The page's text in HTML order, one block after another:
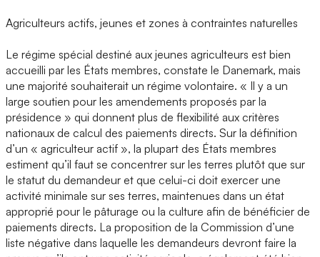
Agriculteurs actifs, jeunes et zones à contraintes naturelles
Le régime spécial destiné aux jeunes agriculteurs est bien
accueilli par les États membres, constate le Danemark, mais
une majorité souhaiterait un régime volontaire. « Il y a un
large soutien pour les amendements proposés par la
présidence » qui donnent plus de flexibilité aux critères
nationaux de calcul des paiements directs. Sur la définition
d’un « agriculteur actif », la plupart des États membres
estiment qu’il faut se concentrer sur les terres plutôt que sur
le statut du demandeur et que celui-ci doit exercer une
activité minimale sur ses terres, maintenues dans un état
approprié pour le pâturage ou la culture afin de bénéficier de
paiements directs. La proposition de la Commission d’une
liste négative dans laquelle les demandeurs devront faire la